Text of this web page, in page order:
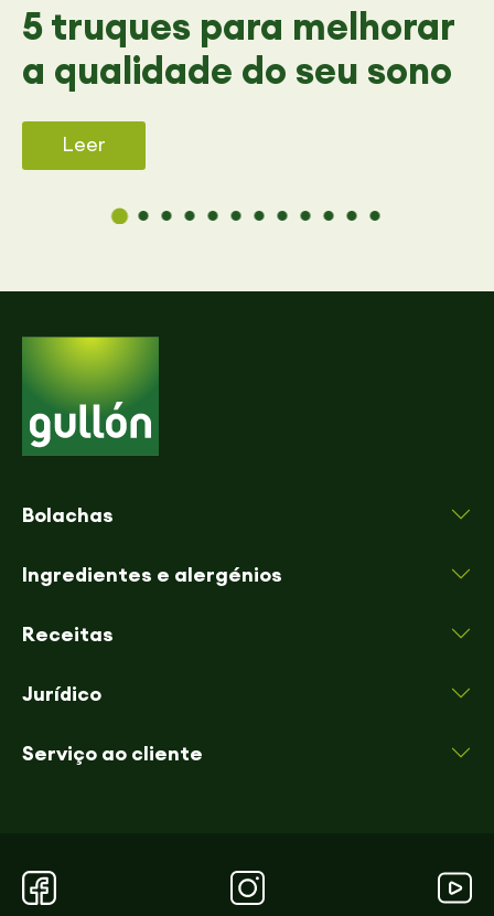
5 truques para melhorar
a qualidade do seu sono
Leer
Bolachas
Ingredientes e alergénios
Receitas
Jurídico
Serviço ao cliente